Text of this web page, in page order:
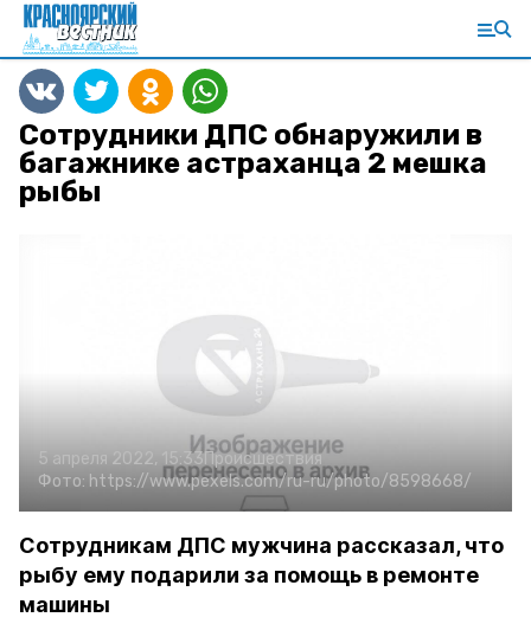
Сотрудники ДПС обнаружили в
багажнике астраханца 2 мешка
рыбы
5 апреля 2022, 15:33Происшествия
Фото: https://www.pexels.com/ru-ru/photo/8598668/
Сотрудникам ДПС мужчина рассказал, что
рыбу ему подарили за помощь в ремонте
машины